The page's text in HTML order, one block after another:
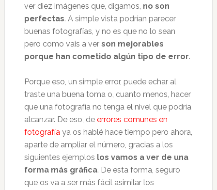
ver diez imágenes que, digamos, no son
perfectas. A simple vista podrían parecer
buenas fotografías, y no es que no lo sean
pero como vais a ver son mejorables
porque han cometido algún tipo de error.
Porque eso, un simple error, puede echar al
traste una buena toma o, cuanto menos, hacer
que una fotografía no tenga el nivel que podría
alcanzar. De eso, de errores comunes en
fotografíaya os hablé hace tiempo pero ahora,
aparte de ampliar el número, gracias a los
siguientes ejemplos los vamos a ver de una
forma más gráfica. De esta forma, seguro
que os va a ser más fácil asimilar los